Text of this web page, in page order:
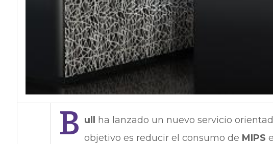
B ull ha lanzado un nuevo servicio
objetivo es reducir el consumo de MIPS